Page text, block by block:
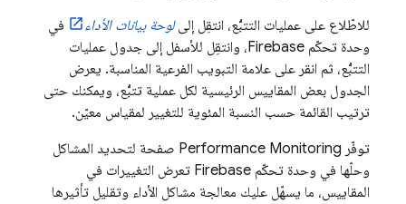
للاطّلاع على عمليات التتبُّع، انتقِل إلىلوحة بيانات الأداء
في
وحدة تحكّم Firebase، وانتقِل للأسفل إلى جدول عمليات
التتبُّع، ثم انقر على علامة التبويب الفرعية المناسبة. يعرض
الجدول بعض المقاييس الرئيسية لكل عملية تتبُّع، ويمكنك حتى
ترتيب القائمة حسب النسبة المئوية للتغيير لمقياس معيّن.
توفّر Performance Monitoring صفحة لتحديد المشاكل
وحلّها في وحدة تحكّم Firebase تعرض التغييرات في
المقاييس، ما يسهّل عليك معالجة مشاكل الأداء وتقليل تأثيرها